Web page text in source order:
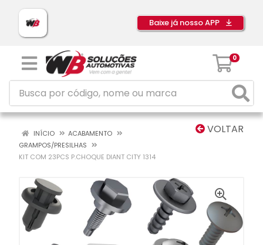
Baixe já nosso APP
0
VOLTAR
INÍCIO
ACABAMENTO
GRAMPOS/PRESILHAS
KIT COM 23PCS P.CHOQUE DIANT CITY 1314